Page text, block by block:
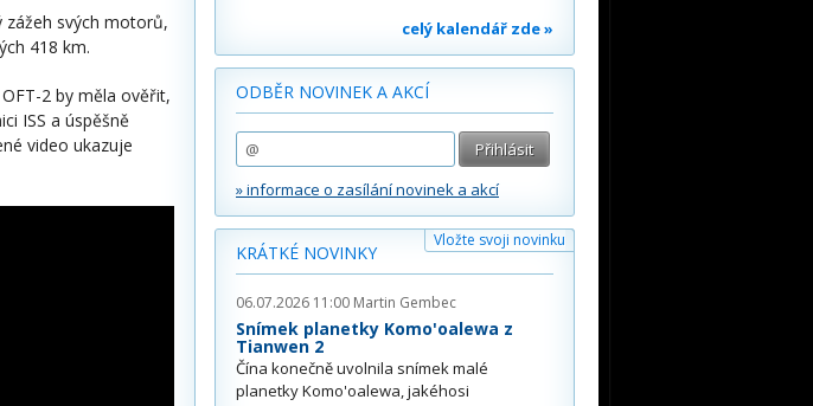
zážeh svých motorů,
418 km.
2 by měla ověřit,
ISS a úspěšně
video ukazuje
celý kalendář zde »
ODBĚR NOVINEK A AKCÍ
» informace o zasílání novinek a akcí
Vložte svoji novinku
KRÁTKÉ NOVINKY
06.07.2026 11:00 Martin Gembec
Snímek planetky Komo'oalewa z
Tianwen 2
Čína konečně uvolnila snímek malé
planetky Komo'oalewa, jakéhosi